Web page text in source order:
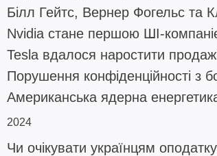
Білл Гейтс, Вернер Фогельс та
Nvidia стане першою ШІ-
Tesla вдалося наростити
Порушення конфіденційності з
Американська ядерна
2024
Чи очікувати українцям